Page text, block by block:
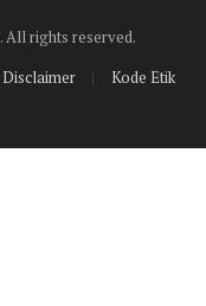
. All rights reserved.
Disclaimer Kode Etik